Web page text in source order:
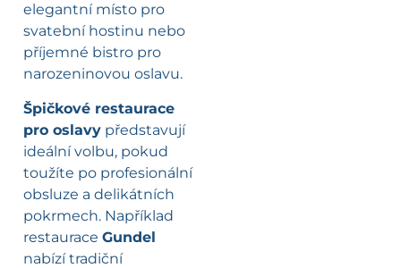
elegantní místo pro
svatební hostinu nebo
příjemné bistro pro
narozeninovou oslavu.
Špičkové restaurace
pro oslavy představují
ideální volbu, pokud
toužíte po profesionální
obsluze a delikátních
pokrmech. Například
restaurace Gundel
nabízí tradiční